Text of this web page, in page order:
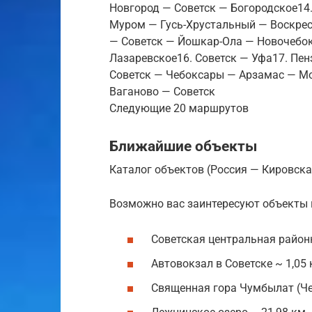
Новгород — Советск —
Муром — Гусь-Хрустальный —
— Советск — Йошкар-Ола —
Лазаревское16. Советск — Уфа17.
Советск — Чебоксары — Арзамас —
Ваганово — Советск
Следующие 20 маршрутов
Ближайшие объекты
Каталог объектов (Россия —
Возможно вас заинтересуют
Советская центральная
Автовокзал в Советске ~ 1,05
Священная гора Чумбылат